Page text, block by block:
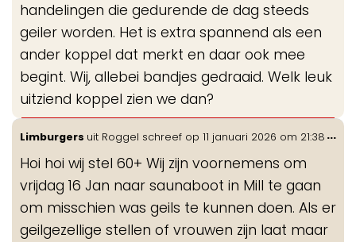
handelingen die gedurende de dag steeds
geiler worden. Het is extra spannend als een
ander koppel dat merkt en daar ook mee
begint. Wij, allebei bandjes gedraaid. Welk leuk
uitziend koppel zien we dan?
Limburgers uit Roggel schreef op 11 januari 2026 om 21:38
Hoi hoi wij stel 60+ Wij zijn voornemens om
vrijdag 16 Jan naar saunaboot in Mill te gaan
om misschien was geils te kunnen doen. Als er
geilgezellige stellen of vrouwen zijn laat maar
...